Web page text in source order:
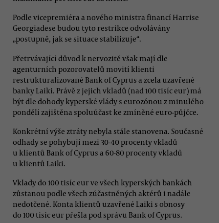
Podle vicepremiéra a nového ministra financí Harrise
Georgiadese budou tyto restrikce odvolávány
„postupně, jak se situace stabilizuje“.
Přetrvávající důvod k nervozitě však mají dle
agenturních pozorovatelů movití klienti
restrukturalizované Bank of Cyprus a zcela uzavřené
banky Laiki. Právě z jejich vkladů (nad 100 tisíc eur) má
být dle dohody kyperské vlády s eurozónou z minulého
pondělí zajištěna spoluúčast ke zmíněné euro-půjčce.
Konkrétní výše ztráty nebyla stále stanovena. Současné
odhady se pohybují mezi 30-40 procenty vkladů
u klientů Bank of Cyprus a 60-80 procenty vkladů
u klientů Laiki.
Vklady do 100 tisíc eur ve všech kyperských bankách
zůstanou podle všech zúčastněných aktérů i nadále
nedotčené. Konta klientů uzavřené Laiki s obnosy
do 100 tisíc eur přešla pod správu Bank of Cyprus.